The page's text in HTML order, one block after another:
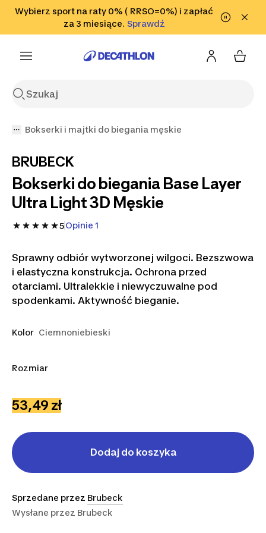
Przejdź do wyszukiwania Przejdź do treści
Przejdź
Wybierz sport na raty 0% ( RRSO=0%) i zapłać
za 3 miesiące. SprawdźSprawdź
Sprawdź
Bokserki i majtki do biegania męskie
BRUBECK
Bokserki do biegania Base Layer
Ultra Light 3D Męskie
5Opinie 1
Sprawny odbiór wytworzonej wilgoci. Bezszwowa
i elastyczna konstrukcja. Ochrona przed
otarciami. Ultralekkie i niewyczuwalne pod
spodenkami. Aktywność bieganie.
Kolor Ciemnoniebieski
Rozmiar
53,49 zł
Dodaj do koszyka
Sprzedane przez Brubeck
Wysłane przez Brubeck